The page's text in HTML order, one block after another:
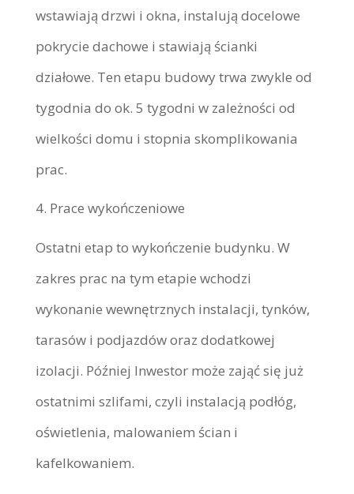
wstawiają drzwi i okna, instalują docelowe
pokrycie dachowe i stawiają ścianki
działowe. Ten etapu budowy trwa zwykle od
tygodnia do ok. 5 tygodni w zależności od
wielkości domu i stopnia skomplikowania
prac.
Prace wykończeniowe
Ostatni etap to wykończenie budynku. W
zakres prac na tym etapie wchodzi
wykonanie wewnętrznych instalacji, tynków,
tarasów i podjazdów oraz dodatkowej
izolacji. Później Inwestor może zająć się już
ostatnimi szlifami, czyli instalacją podłóg,
oświetlenia, malowaniem ścian i
kafelkowaniem.